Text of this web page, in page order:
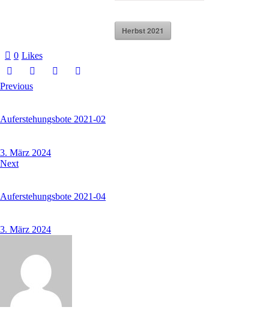
Herbst 2021
0 Likes
Previous
Auferstehungsbote 2021-02
3. März 2024
Next
Auferstehungsbote 2021-04
3. März 2024